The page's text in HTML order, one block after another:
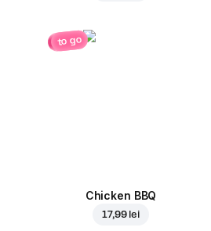
to go
Chicken BBQ
17,99 lei